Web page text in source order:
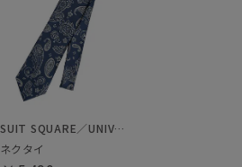
SUIT SQUARE／UNIVERSAL LANGUAGE
ネクタイ